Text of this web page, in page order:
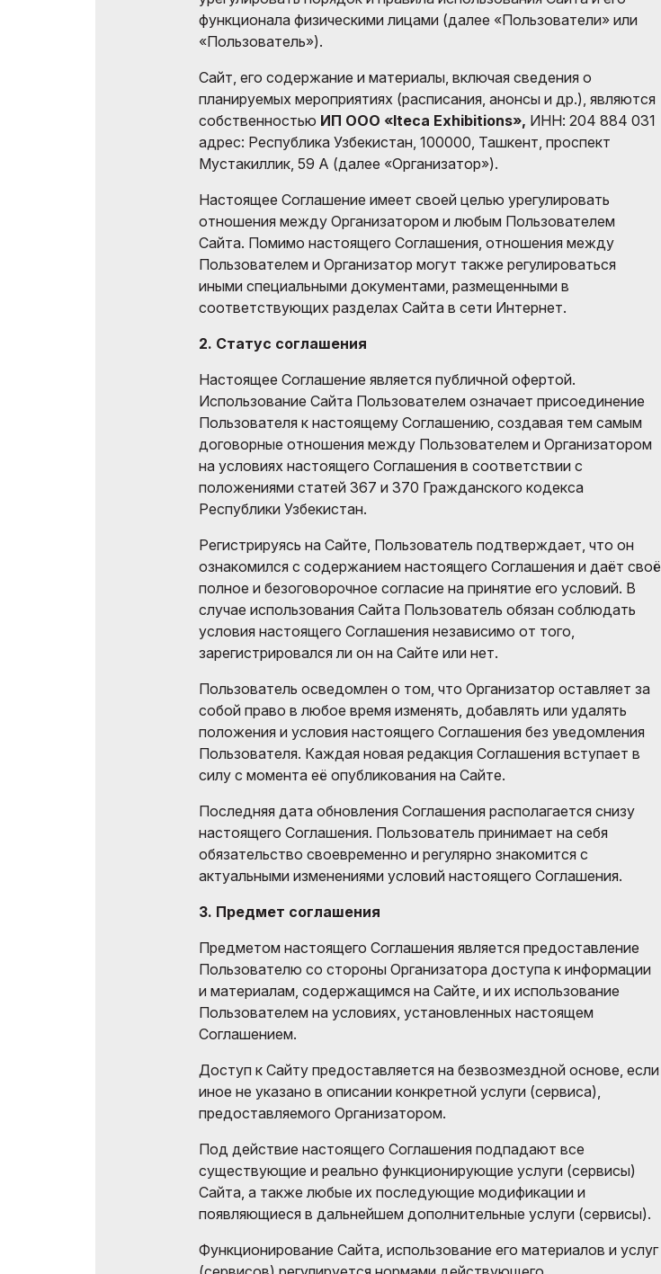
Doing Business in
Uzbekistan
Итоги выставки
Официальный каталог
Эффективное участие в
Официальный
авиаперевозчик
функционала физическими лицами (далее «Пользователи» или
«Пользователь»).
Сайт, его содержание и материалы, включая сведения о
планируемых мероприятиях (расписания, анонсы и др.), являются
собственностью ИП OOO «Iteca Exhibitions», ИНН: 204 884 031
адрес: Республика Узбекистан, 100000, Ташкент, проспект
Мустакиллик, 59 А (далее «Организатор»).
Настоящее Соглашение имеет своей целью урегулировать
отношения между Организатором и любым Пользователем
Сайта. Помимо настоящего Соглашения, отношения между
Пользователем и Организатор могут также регулироваться
иными специальными документами, размещенными в
соответствующих разделах Сайта в сети Интернет.
2. Статус соглашения
Настоящее Соглашение является публичной офертой.
Использование Сайта Пользователем означает присоединение
Пользователя к настоящему Соглашению, создавая тем самым
договорные отношения между Пользователем и Организатором
на условиях настоящего Соглашения в соответствии с
положениями статей 367 и 370 Гражданского кодекса
Республики Узбекистан.
Регистрируясь на Сайте, Пользователь подтверждает, что он
ознакомился с содержанием настоящего Соглашения и даёт своё
полное и безоговорочное согласие на принятие его условий. В
случае использования Сайта Пользователь обязан соблюдать
условия настоящего Соглашения независимо от того,
зарегистрировался ли он на Сайте или нет.
Пользователь осведомлен о том, что Организатор оставляет за
собой право в любое время изменять, добавлять или удалять
положения и условия настоящего Соглашения без уведомления
Пользователя. Каждая новая редакция Соглашения вступает в
силу с момента её опубликования на Сайте.
Последняя дата обновления Соглашения располагается снизу
настоящего Соглашения. Пользователь принимает на себя
обязательство своевременно и регулярно знакомится с
актуальными изменениями условий настоящего Соглашения.
3. Предмет соглашения
Предметом настоящего Соглашения является предоставление
Пользователю со стороны Организатора доступа к информации
и материалам, содержащимся на Сайте, и их использование
Пользователем на условиях, установленных настоящем
Соглашением.
Доступ к Сайту предоставляется на безвозмездной основе, если
иное не указано в описании конкретной услуги (сервиса),
предоставляемого Организатором.
Под действие настоящего Соглашения подпадают все
существующие и реально функционирующие услуги (сервисы)
Сайта, а также любые их последующие модификации и
появляющиеся в дальнейшем дополнительные услуги (сервисы).
Функционирование Сайта, использование его материалов и услуг